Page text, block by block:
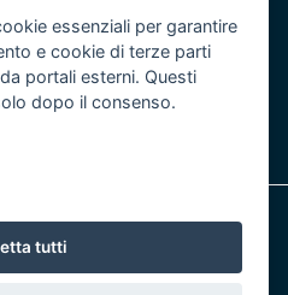
essenziali per garantire
e cookie di terze parti
portali esterni. Questi
dopo il consenso.
tutti